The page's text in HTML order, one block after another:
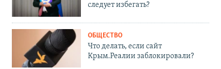
следует избегать?
ОБЩЕСТВО
Что делать, если сайт
Крым.Реалии заблокировали?